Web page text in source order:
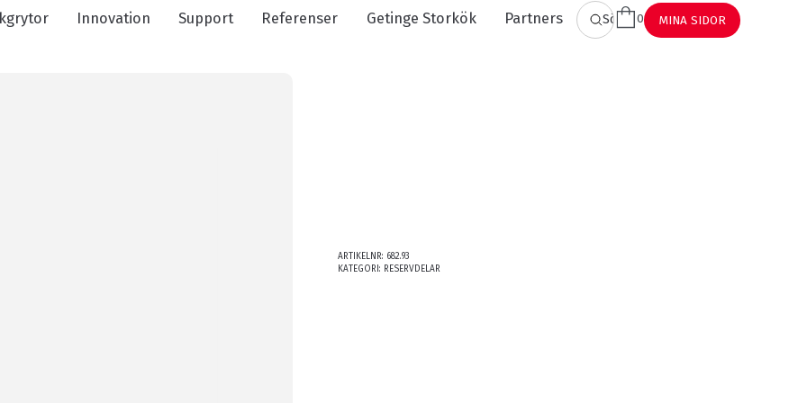
Innovation Support Referenser Getinge Storkök Partners SÖK
0 MINA SIDOR
ARTIKELNR: 682.93
KATEGORI: RESERVDELAR